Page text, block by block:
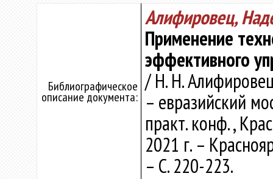
Библиографическое
описание документа:
Алифировец,
Применение
эффективного
/ Н. Н.
– евразийский
практ. конф. ,
2021 г. –
– С. 220-223.